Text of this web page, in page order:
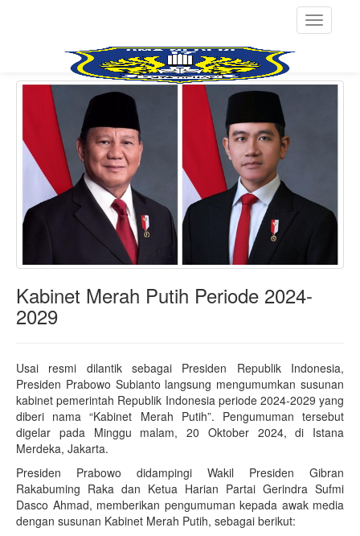
Toggle
Kabinet Merah Putih Periode 2024-
2029
Usai resmi dilantik sebagai Presiden Republik Indonesia,
Presiden Prabowo Subianto langsung mengumumkan susunan
kabinet pemerintah Republik Indonesia periode 2024-2029 yang
diberi nama “Kabinet Merah Putih”. Pengumuman tersebut
digelar pada Minggu malam, 20 Oktober 2024, di Istana
Merdeka, Jakarta.
Presiden Prabowo didampingi Wakil Presiden Gibran
Rakabuming Raka dan Ketua Harian Partai Gerindra Sufmi
Dasco Ahmad, memberikan pengumuman kepada awak media
dengan susunan Kabinet Merah Putih, sebagai berikut: